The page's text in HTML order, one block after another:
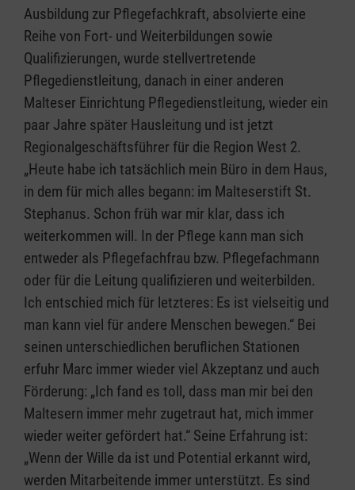
Ausbildung zur Pflegefachkraft, absolvierte eine
Reihe von Fort- und Weiterbildungen sowie
Qualifizierungen, wurde stellvertretende
Pflegedienstleitung, danach in einer anderen
Malteser Einrichtung Pflegedienstleitung, wieder ein
paar Jahre später Hausleitung und ist jetzt
Regionalgeschäftsführer für die Region West 2.
„Heute habe ich tatsächlich mein Büro in dem Haus,
in dem für mich alles begann: im Malteserstift St.
Stephanus. Schon früh war mir klar, dass ich
weiterkommen will. In der Pflege kann man sich
entweder als Pflegefachfrau bzw. Pflegefachmann
oder für die Leitung qualifizieren und weiterbilden.
Ich entschied mich für letzteres: Es ist vielseitig und
man kann viel für andere Menschen bewegen.“ Bei
seinen unterschiedlichen beruflichen Stationen
erfuhr Marc immer wieder viel Akzeptanz und auch
Förderung: „Ich fand es toll, dass man mir bei den
Maltesern immer mehr zugetraut hat, mich immer
wieder weiter gefördert hat.“ Seine Erfahrung ist:
„Wenn der Wille da ist und Potential erkannt wird,
werden Mitarbeitende immer unterstützt. Es sind